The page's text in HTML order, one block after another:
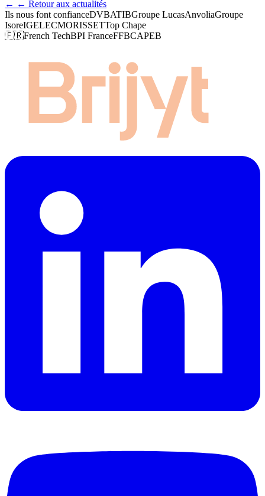
← ← Retour aux actualités
Ils nous font confianceDVBATIBGroupe LucasAnvoliaGroupe
IsoreIGELECMORISSETTop Chape
🇫🇷French TechBPI FranceFFBCAPEB